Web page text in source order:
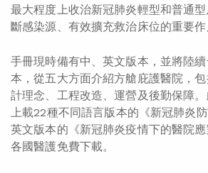
最大程度上收治新冠肺炎輕型和普通
斷感染源、有效擴充救治床位的重要作
手冊現時備有中、英文版本，並將陸
本，從五大方面介紹方艙庇護醫院，
計理念、工程改造、運營及後勤保障
上載22種不同語言版本的《新冠肺炎
英文版本的《新冠肺炎疫情下的醫院
各國醫護免費下載。